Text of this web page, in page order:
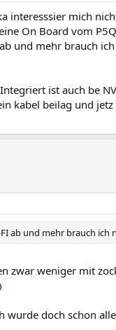
interesssier mich
On Board vom
und mehr brauch
ist auch be
kabel beilag und
ab und mehr brauch ich
zwar weniger mit
wurde doch schon